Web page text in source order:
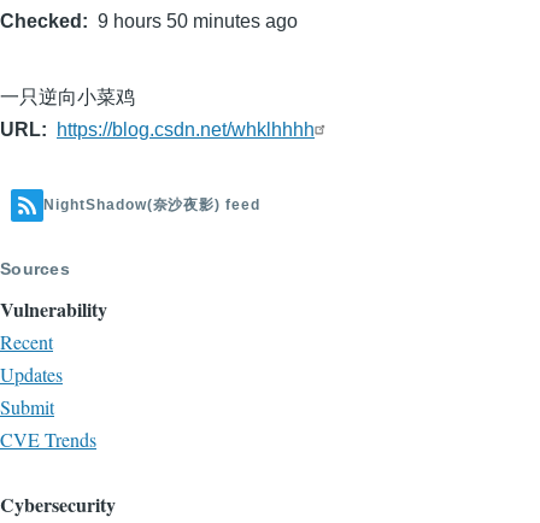
Checked
9 hours 50 minutes ago
一只逆向小菜鸡
URL
https://blog.csdn.net/whklhhhh
NightShadow(奈沙夜影) feed
Sources
Vulnerability
Recent
Updates
Submit
CVE Trends
Cybersecurity